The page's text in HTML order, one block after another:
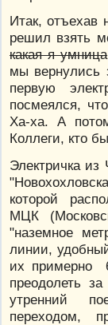
Итак, отъехав
решил взять
какая я умница
мы вернулись
первую
посмеялся,
Ха-ха. А
Коллеги, кто
Электричка
которой
МЦК
"наземное
линии,
их примерно
преодолеть
утренний
переходом,